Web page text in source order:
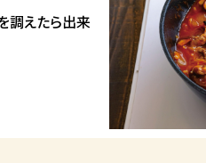
調えたら出来